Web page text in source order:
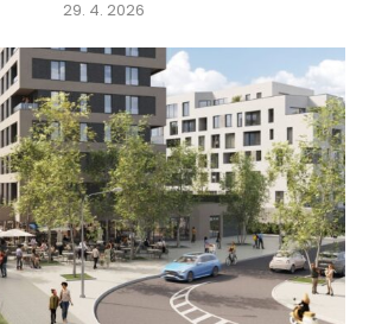
29. 4. 2026